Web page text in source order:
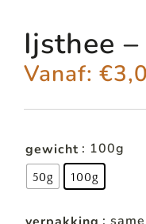
Ijsthee
Vanaf: €
gewicht : 100g
50g 100g
: